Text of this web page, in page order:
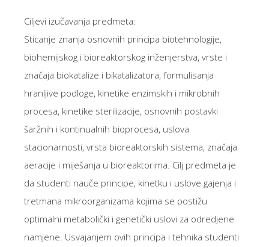
Ciljevi izučavanja predmeta:
Sticanje znanja osnovnih principa biotehnologije,
biohemijskog i bioreaktorskog inženjerstva, vrste i
značaja biokatalize i bikatalizatora, formulisanja
hranljive podloge, kinetike enzimskih i mikrobnih
procesa, kinetike sterilizacije, osnovnih postavki
šaržnih i kontinualnih bioprocesa, uslova
stacionarnosti, vrsta bioreaktorskih sistema, značaja
aeracije i miješanja u bioreaktorima. Cilj predmeta je
da studenti nauče principe, kinetku i uslove gajenja i
tretmana mikroorganizama kojima se postižu
optimalni metabolički i genetički uslovi za odredjene
namjene. Usvajanjem ovih principa i tehnika studenti